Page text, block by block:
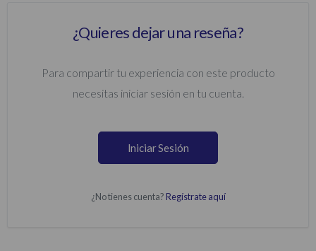
¿Quieres dejar una reseña?
Para compartir tu experiencia con este producto
necesitas iniciar sesión en tu cuenta.
Iniciar Sesión
¿No tienes cuenta? Regístrate aquí